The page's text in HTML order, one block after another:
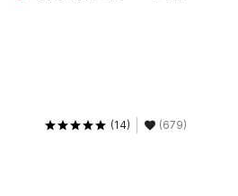
(14) (679)